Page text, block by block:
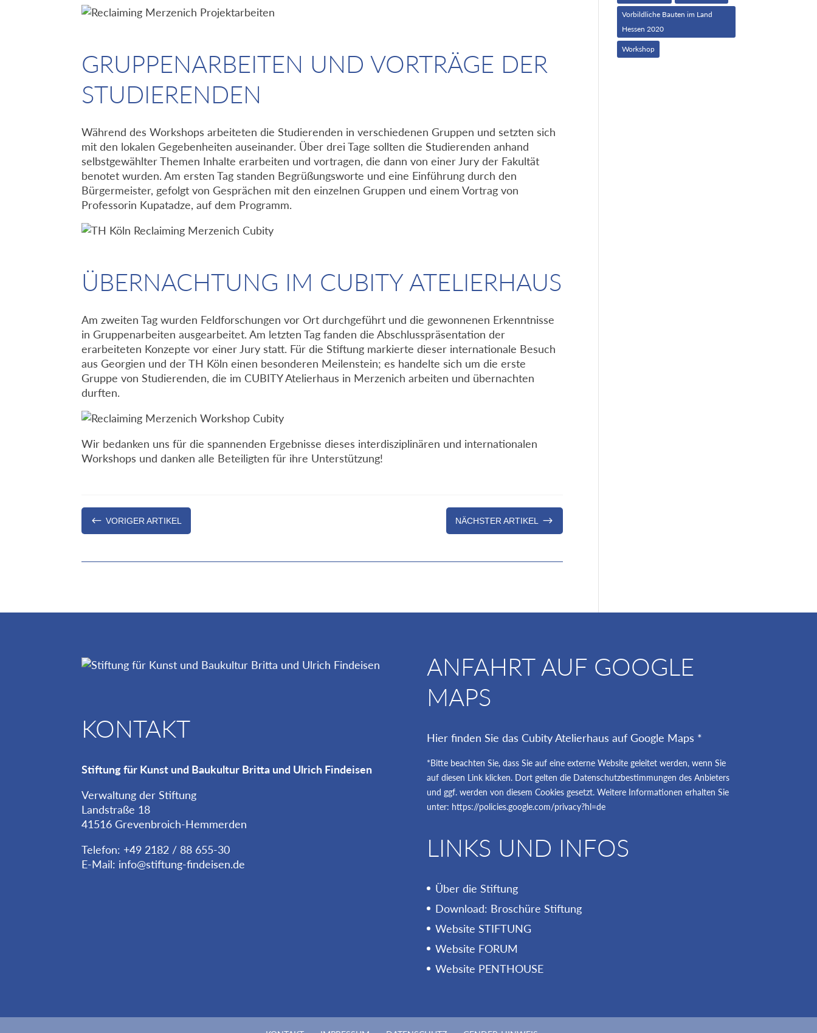
GRUPPENARBEITEN UND VORTRÄGE DER
STUDIERENDEN
Während des Workshops arbeiteten die Studierenden in verschiedenen Gruppen und setzten sich
mit den lokalen Gegebenheiten auseinander. Über drei Tage sollten die Studierenden anhand
selbstgewählter Themen Inhalte erarbeiten und vortragen, die dann von einer Jury der Fakultät
benotet wurden. Am ersten Tag standen Begrüßungsworte und eine Einführung durch den
Bürgermeister, gefolgt von Gesprächen mit den einzelnen Gruppen und einem Vortrag von
Professorin Kupatadze, auf dem Programm.
ÜBERNACHTUNG IM CUBITY ATELIERHAUS
Am zweiten Tag wurden Feldforschungen vor Ort durchgeführt und die gewonnenen Erkenntnisse
in Gruppenarbeiten ausgearbeitet. Am letzten Tag fanden die Abschlusspräsentation der
erarbeiteten Konzepte vor einer Jury statt. Für die Stiftung markierte dieser internationale Besuch
aus Georgien und der TH Köln einen besonderen Meilenstein; es handelte sich um die erste
Gruppe von Studierenden, die im CUBITY Atelierhaus in Merzenich arbeiten und übernachten
durften.
Wir bedanken uns für die spannenden Ergebnisse dieses interdisziplinären und internationalen
Workshops und danken alle Beteiligten für ihre Unterstützung!
# VORIGER ARTIKEL NÄCHSTER ARTIKEL $
Vorbildliche Bauten im Land
Hessen 2020
Workshop
KONTAKT
Stiftung für Kunst und Baukultur Britta und Ulrich Findeisen
Verwaltung der Stiftung
Landstraße 18
41516 Grevenbroich-Hemmerden
Telefon: +49 2182 / 88 655-30
E-Mail: info@stiftung-findeisen.de
ANFAHRT AUF GOOGLE
MAPS
Hier finden Sie das Cubity Atelierhaus auf Google Maps *
*Bitte beachten Sie, dass Sie auf eine externe Website geleitet werden, wenn Sie
auf diesen Link klicken. Dort gelten die Datenschutzbestimmungen des Anbieters
und ggf. werden von diesem Cookies gesetzt. Weitere Informationen erhalten Sie
unter: https://policies.google.com/privacy?hl=de
LINKS UND INFOS
Über die Stiftung
Download: Broschüre Stiftung
Website STIFTUNG
Website FORUM
Website PENTHOUSE